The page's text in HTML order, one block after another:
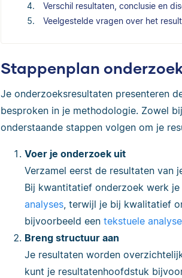
Verschil resultaten, conclusie en
Veelgestelde vragen over het
Stappenplan
Je onderzoeksresultaten presenteren
besproken in je methodologie. Zowel bij
onderstaande stappen volgen om je
Voer je onderzoek uit
Verzamel eerst de resultaten van
Bij kwantitatief onderzoek werk
analyses, terwijl je bij kwalitatief
bijvoorbeeld een tekstuele analyse
Breng structuur aan
Je resultaten worden
kunt je resultatenhoofdstuk